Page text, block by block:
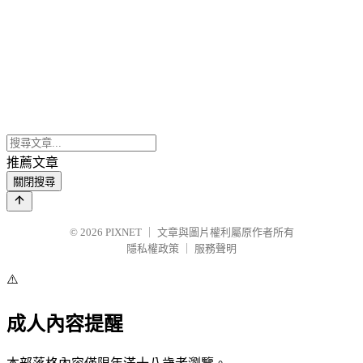
推薦文章
關閉搜尋
© 2026 PIXNET
文章與圖片權利屬原作者所有
隱私權政策
服務聲明
⚠️
成人內容提醒